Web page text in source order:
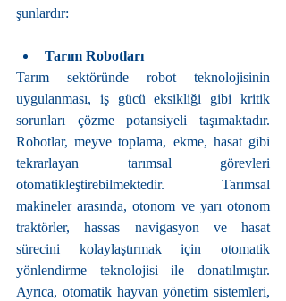
şunlardır:
Tarım Robotları
Tarım sektöründe robot teknolojisinin
uygulanması, iş gücü eksikliği gibi kritik
sorunları çözme potansiyeli taşımaktadır.
Robotlar, meyve toplama, ekme, hasat gibi
tekrarlayan tarımsal görevleri
otomatikleştirebilmektedir. Tarımsal
makineler arasında, otonom ve yarı otonom
traktörler, hassas navigasyon ve hasat
sürecini kolaylaştırmak için otomatik
yönlendirme teknolojisi ile donatılmıştır.
Ayrıca, otomatik hayvan yönetim sistemleri,